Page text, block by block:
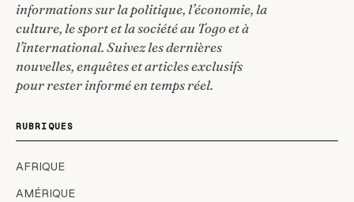
informations sur la politique, l’économie, la
culture, le sport et la société au Togo et à
l’international. Suivez les dernières
nouvelles, enquêtes et articles exclusifs
pour rester informé en temps réel.
RUBRIQUES
AFRIQUE
AMÉRIQUE